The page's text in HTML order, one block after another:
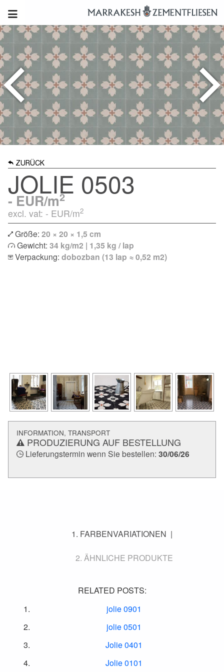
ZURÜCK
JOLIE 0503
-EUR/m2
excl. vat: - EUR/m2
Größe: 20 × 20 × 1,5 cm
Gewicht: 34 kg/m2 | 1,35 kg / lap
Verpackung: dobozban (13 lap ≈ 0,52 m2)
INFORMATION, TRANSPORT
PRODUZIERUNG AUF BESTELLUNG
Lieferungstermin wenn Sie bestellen: 30/06/26
FARBENVARIATIONEN
ÄHNLICHE PRODUKTE
RELATED POSTS:
jolie 0901
jolie 0501
Jolie 0401
Jolie 0101